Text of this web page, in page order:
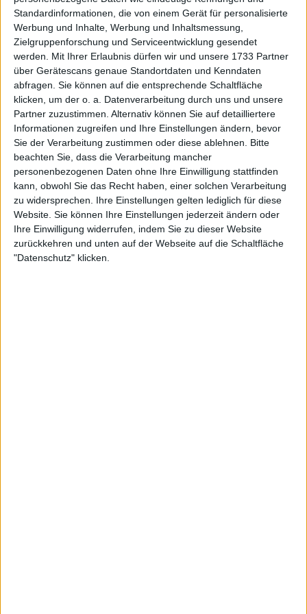
Standardinformationen, die von einem Gerät für personalisierte
Werbung und Inhalte, Werbung und Inhaltsmessung,
Zielgruppenforschung und Serviceentwicklung gesendet
werden.
Mit Ihrer Erlaubnis dürfen wir und unsere 1733 Partner
über Gerätescans genaue Standortdaten und Kenndaten
abfragen. Sie können auf die entsprechende Schaltfläche
klicken, um der o. a. Datenverarbeitung durch uns und unsere
Partner zuzustimmen. Alternativ können Sie auf detailliertere
Informationen zugreifen und Ihre Einstellungen ändern, bevor
Sie der Verarbeitung zustimmen oder diese ablehnen.
Bitte
beachten Sie, dass die Verarbeitung mancher
personenbezogenen Daten ohne Ihre Einwilligung stattfinden
kann, obwohl Sie das Recht haben, einer solchen Verarbeitung
zu widersprechen. Ihre Einstellungen gelten lediglich für diese
Website. Sie können Ihre Einstellungen jederzeit ändern oder
Ihre Einwilligung widerrufen, indem Sie zu dieser Website
zurückkehren und unten auf der Webseite auf die Schaltfläche
"Datenschutz" klicken.
Rublev, der einen etwas holprigen Start von Molcan
ausnutzen konnte. Der Russe konnte die
entscheidenden Ballwechsel besser für sich
entscheiden, weshalb er den Satz gewann, obwohl
Molcan fünf Breakbälle hatte, die er in diesem Satz
vergab.